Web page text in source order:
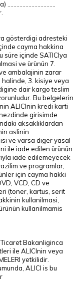
gösterdigi adresteki
cayma hakkina
süre içinde SATICIya
ve ürünün 7.
ambalajinin zarar
3. kisiye veya
dair kargo teslim
Bu belgelerin
ALICInin kredi karti
girisimde
aksakliklardan
aslinin
ve varsa diger yasal
ile iade edilen ürünün
iade edilemeyecek
ve programlar,
için cayma hakki
VCD, CD ve
(toner, kartus, serit
kullanilmasi,
kullanilmamis
Bakanliginca
ile ALICInin veya
yetkilidir.
ALICI is bu